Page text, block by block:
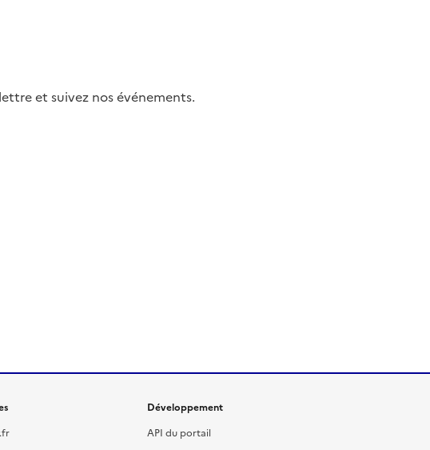
et suivez nos événements.
Développement
API du portail